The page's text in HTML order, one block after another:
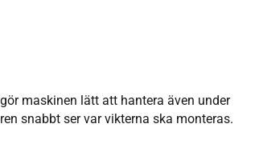
maskinen lätt att hantera även under
snabbt ser var vikterna ska monteras.